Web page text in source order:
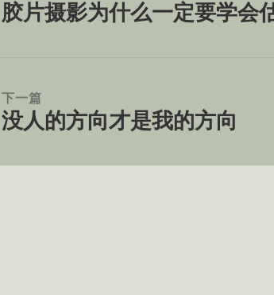
上
胶片摄影为什么一定要学会
下一篇
下
文
没人的方向才是我的方向